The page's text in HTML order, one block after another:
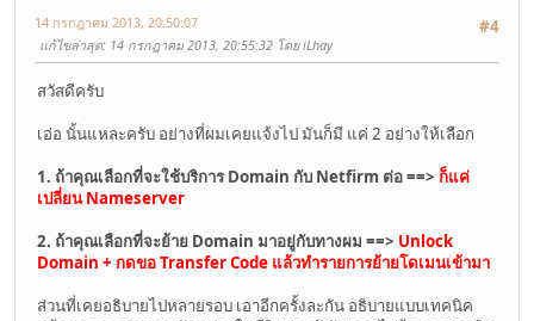
#4
14 กรกฎาคม 2013, 20:50:07
แก้ไขล่าสุด: 14 กรกฎาคม 2013, 20:55:32 โดย iLhay
สวัสดีครับ
เอ่อ นั้นแหละครับ อย่างที่ผมเคยแจ้งไป มันก็มี แค่ 2 อย่างให้เลือก
1. ถ้าคุณเลือกที่จะใช้บริการ Domain กับ Netfirm ต่อ ==> ก็แค่
เปลี่ยน Nameserver
2. ถ้าคุณเลือกที่จะย้าย Domain มาอยู่กับทางผม ==> Unlock
Domain + กดขอ Transfer Code แล้วทำรายการย้ายโดเมนเข้ามา
ส่วนที่เคยอธิบายไปหลายรอบ เอาอีกครั้งละกัน อธิบายแบบเทคนิค